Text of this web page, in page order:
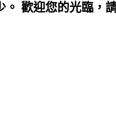
歡迎您的光臨